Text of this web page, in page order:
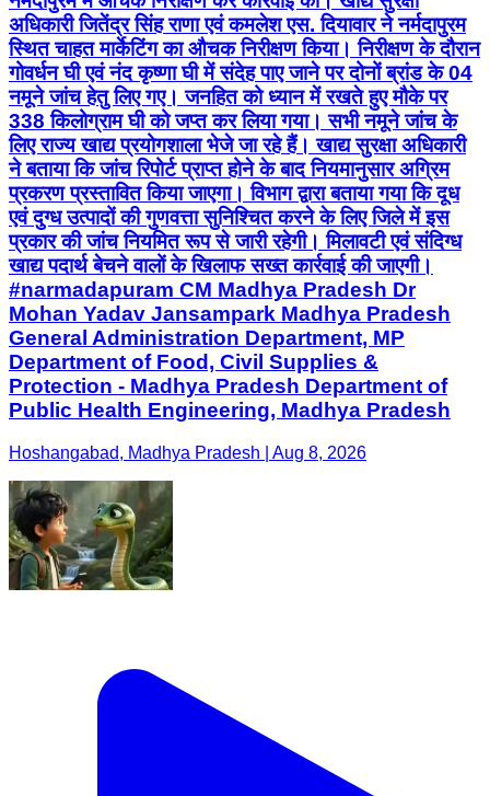
अधिकारी जितेंद्र सिंह राणा एवं कमलेश एस. दियावार ने नर्मदापुरम
स्थित चाहत मार्केटिंग का औचक निरीक्षण किया। निरीक्षण के दौरान
गोवर्धन घी एवं नंद कृष्णा घी में संदेह पाए जाने पर दोनों ब्रांड के 04
नमूने जांच हेतु लिए गए। जनहित को ध्यान में रखते हुए मौके पर
338 किलोग्राम घी को जप्त कर लिया गया। सभी नमूने जांच के
लिए राज्य खाद्य प्रयोगशाला भेजे जा रहे हैं। खाद्य सुरक्षा अधिकारी
ने बताया कि जांच रिपोर्ट प्राप्त होने के बाद नियमानुसार अग्रिम
प्रकरण प्रस्तावित किया जाएगा। विभाग द्वारा बताया गया कि दूध
एवं दुग्ध उत्पादों की गुणवत्ता सुनिश्चित करने के लिए जिले में इस
प्रकार की जांच नियमित रूप से जारी रहेगी। मिलावटी एवं संदिग्ध
खाद्य पदार्थ बेचने वालों के खिलाफ सख्त कार्रवाई की जाएगी।
#narmadapuram CM Madhya Pradesh Dr
Mohan Yadav Jansampark Madhya Pradesh
General Administration Department, MP
Department of Food, Civil Supplies &
Protection - Madhya Pradesh Department of
Public Health Engineering, Madhya Pradesh
Hoshangabad, Madhya Pradesh | Aug 8, 2026